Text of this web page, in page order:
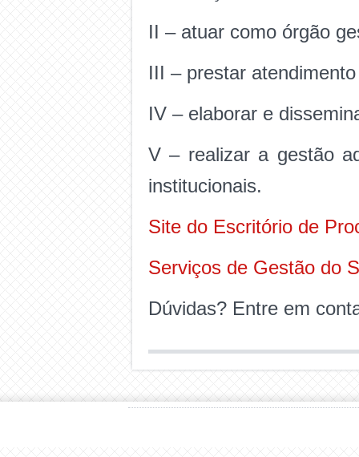
II – atuar como órgão
III – prestar
IV – elaborar e
V – realizar a gestão
institucionais.
Site do Escritório de
Serviços de Gestão do
Dúvidas? Entre em